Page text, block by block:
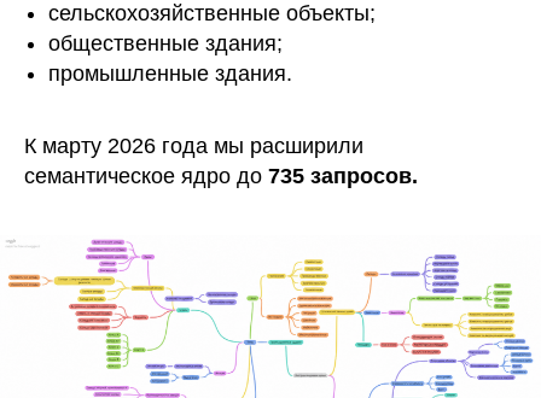
сельскохозяйственные объекты;
общественные здания;
промышленные здания.
К марту 2026 года мы расширили
семантическое ядро до 735 запросов.